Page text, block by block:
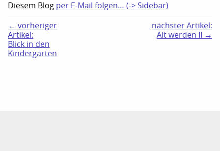
Diesem Blog per E-Mail folgen… (-> Sidebar)
← vorheriger
Artikel:
Blick in den
Kindergarten
nächster Artikel:
Alt werden II →